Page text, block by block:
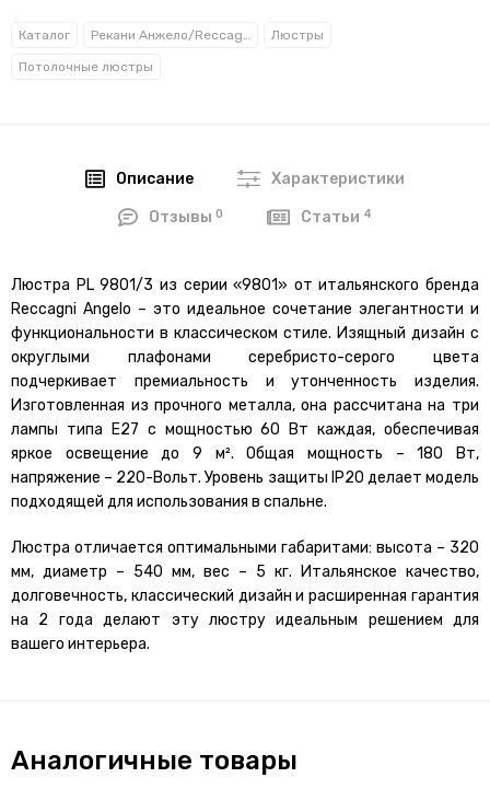
Каталог Рекани Анжело/Reccagni Angelo Люстры
Потолочные люстры
Описание Характеристики
Отзывы0 Статьи 4
Люстра PL 9801/3 из серии «9801» от итальянского бренда
Reccagni Angelo – это идеальное сочетание элегантности и
функциональности в классическом стиле. Изящный дизайн с
округлыми плафонами серебристо-серого цвета
подчеркивает премиальность и утонченность изделия.
Изготовленная из прочного металла, она рассчитана на три
лампы типа E27 с мощностью 60 Вт каждая, обеспечивая
яркое освещение до 9 м². Общая мощность – 180 Вт,
напряжение – 220-Вольт. Уровень защиты IP20 делает модель
подходящей для использования в спальне.
Люстра отличается оптимальными габаритами: высота – 320
мм, диаметр – 540 мм, вес – 5 кг. Итальянское качество,
долговечность, классический дизайн и расширенная гарантия
на 2 года делают эту люстру идеальным решением для
вашего интерьера.
Аналогичные товары